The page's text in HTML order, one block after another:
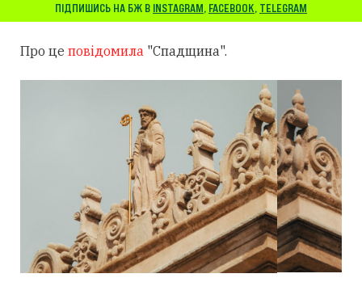
ПІДПИШИСЬ НА БЖ В INSTAGRAM, FACEBOOK, TELEGRAM
Про це повідомила "Спадщина".